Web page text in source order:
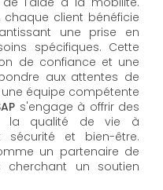
chaque client bénéficie
une prise en
spécifiques. Cette
de confiance et une
aux attentes de
équipe compétente
s'engage à offrir des
la qualité de vie à
et bien-être.
un partenaire de
cherchant un soutien